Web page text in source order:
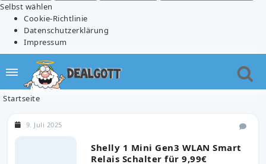
Selbst wählen
Cookie-Richtlinie
Datenschutzerklärung
Impressum
Startseite
Shelly 1 Mini Gen3 WLAN Smart
Relais Schalter für 9,99€
9. Juli 2025